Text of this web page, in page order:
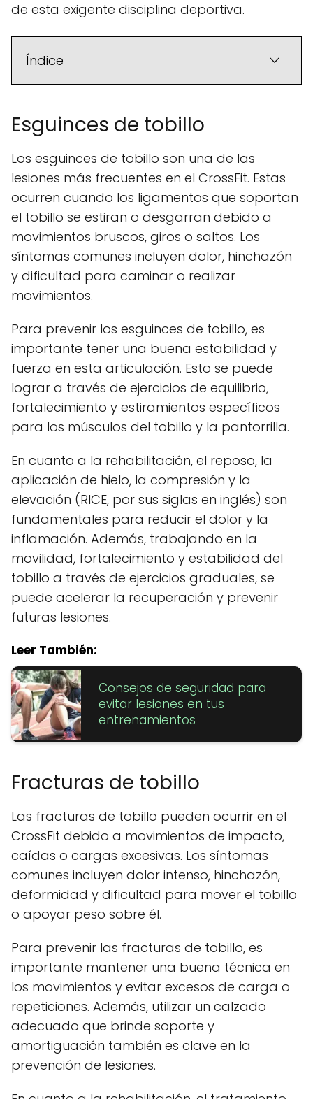
de esta exigente disciplina deportiva.
Índice
Esguinces de tobillo
Los esguinces de tobillo son una de las
lesiones más frecuentes en el CrossFit. Estas
ocurren cuando los ligamentos que soportan
el tobillo se estiran o desgarran debido a
movimientos bruscos, giros o saltos. Los
síntomas comunes incluyen dolor, hinchazón
y dificultad para caminar o realizar
movimientos.
Para prevenir los esguinces de tobillo, es
importante tener una buena estabilidad y
fuerza en esta articulación. Esto se puede
lograr a través de ejercicios de equilibrio,
fortalecimiento y estiramientos específicos
para los músculos del tobillo y la pantorrilla.
En cuanto a la rehabilitación, el reposo, la
aplicación de hielo, la compresión y la
elevación (RICE, por sus siglas en inglés) son
fundamentales para reducir el dolor y la
inflamación. Además, trabajando en la
movilidad, fortalecimiento y estabilidad del
tobillo a través de ejercicios graduales, se
puede acelerar la recuperación y prevenir
futuras lesiones.
Leer También:
Consejos de seguridad para
evitar lesiones en tus
entrenamientos
Fracturas de tobillo
Las fracturas de tobillo pueden ocurrir en el
CrossFit debido a movimientos de impacto,
caídas o cargas excesivas. Los síntomas
comunes incluyen dolor intenso, hinchazón,
deformidad y dificultad para mover el tobillo
o apoyar peso sobre él.
Para prevenir las fracturas de tobillo, es
importante mantener una buena técnica en
los movimientos y evitar excesos de carga o
repeticiones. Además, utilizar un calzado
adecuado que brinde soporte y
amortiguación también es clave en la
prevención de lesiones.